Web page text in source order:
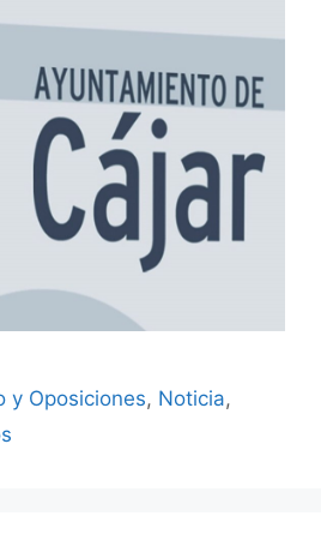
y Oposiciones, Noticia,